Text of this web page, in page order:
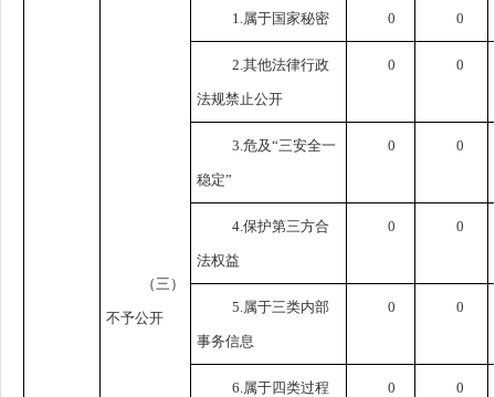
（三）
不予公开
1.属于国家秘密 0 0
2.其他法律行政
法规禁止公开
0 0
3.危及“三安全一
稳定”
0 0
4.保护第三方合
法权益
0 0
5.属于三类内部
事务信息
0 0
6.属于四类过程 0 0